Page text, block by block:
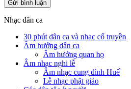
Nhạc dân ca
30 phút dân ca và nhạc cổ truyền
Âm hưởng dân ca
Âm hưởng quan họ
Âm nhạc nghi lễ
Âm nhạc cung đình Huế
Lễ nhạc phật giáo